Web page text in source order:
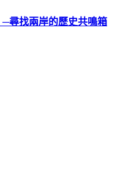
尋找兩岸的歷史共鳴箱